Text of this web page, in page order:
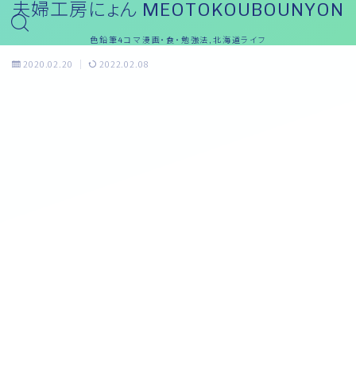
夫婦工房にょん MEOTOKOUBOUNYON
色鉛筆4コマ漫画・食・勉強法,北海道ライフ
2020.02.20 2022.02.08